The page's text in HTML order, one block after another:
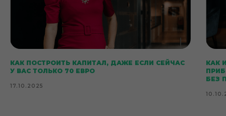
КАК ПОСТРОИТЬ КАПИТАЛ, ДАЖЕ ЕСЛИ СЕЙЧАС
У ВАС ТОЛЬКО 70 ЕВРО
17.10.2025
КАК
БЕЗ